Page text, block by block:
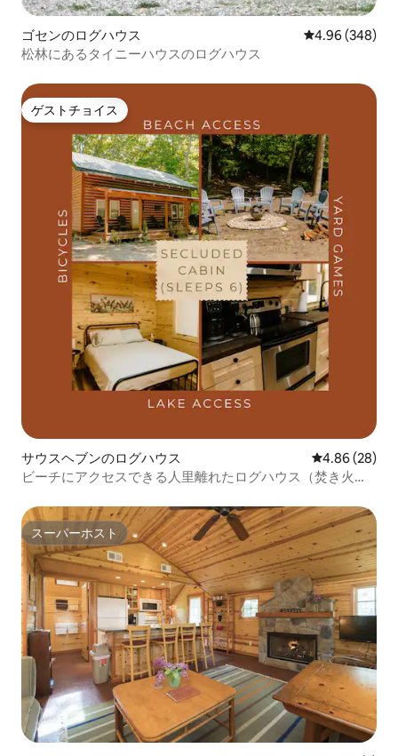
ゴセンのログハウス レビュー348
4.96 (348)
松林にあるタイニーハウスのログハウス
ゲストチョイス
ゲストチョイス
サウスヘブンのログハウス レビュー28
4.86 (28)
ビーチにアクセスできる人里離れたログハウス（焚き火台
スーパーホスト
スーパーホスト